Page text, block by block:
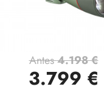
Antes4.198 €
3.799 €